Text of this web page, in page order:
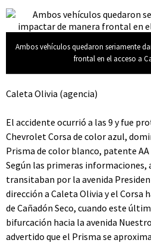
Ambos vehículos quedaron seriamente
frontal en el acceso a
Caleta Olivia (agencia)
El accidente ocurrió a las 9 y fue
Chevrolet Corsa de color azul,
Prisma de color blanco, patente AA
Según las primeras informaciones,
transitaban por la avenida
dirección a Caleta Olivia y el Corsa
de Cañadón Seco, cuando este
bifurcación hacia la avenida
advertido que el Prisma se